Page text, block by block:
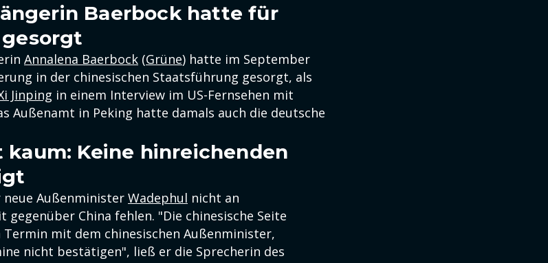
Baerbock hatte für
Annalena Baerbock (Grüne) hatte im September
in der chinesischen Staatsführung gesorgt, als
Jinping in einem Interview im US-Fernsehen mit
Außenamt in Peking hatte damals auch die deutsche
Keine hinreichenden
neue Außenminister Wadephul nicht an
China fehlen. "Die chinesische Seite
mit dem chinesischen Außenminister,
nicht bestätigen", ließ er die Sprecherin des